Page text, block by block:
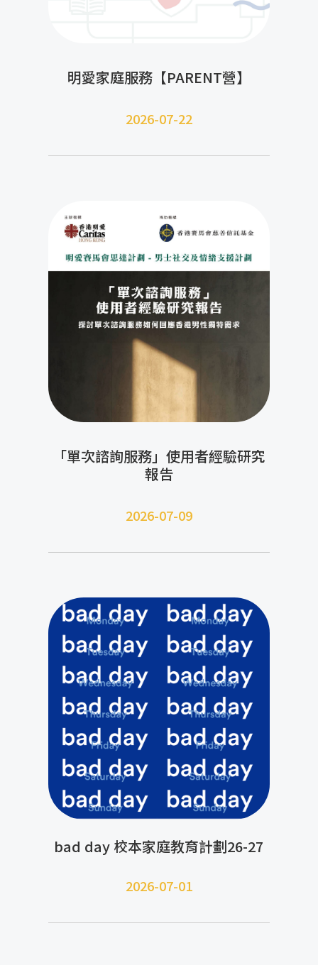
明愛家庭服務【PARENT營】
2026-07-22
「單次諮詢服務」使用者經驗研究
報告
2026-07-09
bad day 校本家庭教育計劃26-27
2026-07-01